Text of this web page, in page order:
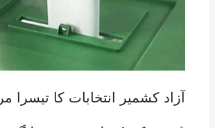
آزاد کشمیر انتخابات کا تیسرا